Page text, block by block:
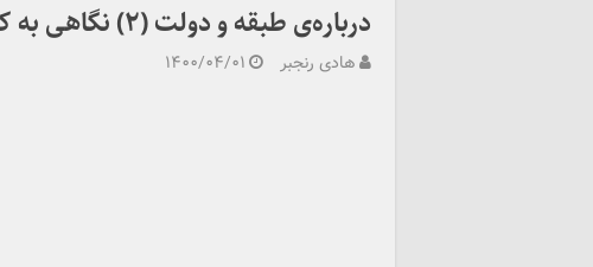
درباره‌ی طبقه و دولت (۲) نگاهی به کتاب تبار خیزش نوشته‌ی آدام هنیه
هادی رنجبر ۱۴۰۰/۰۴/۰۱